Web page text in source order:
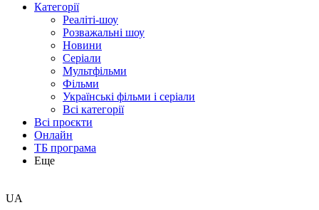
Категорії
Реаліті-шоу
Розважальні шоу
Новини
Серіали
Мультфільми
Фільми
Українські фільми і серіали
Всі категорії
Всі проєкти
Онлайн
ТБ програма
Еще
UA